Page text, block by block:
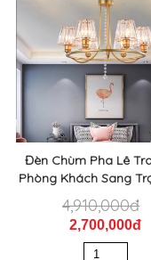
Đèn Chùm Pha Lê
Phòng Khách Sang
4,910,000đ
2,700,000đ